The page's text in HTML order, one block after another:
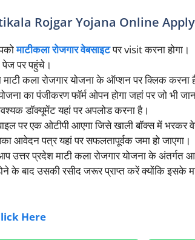
Rojgar Yojana Online
माटीकला रोजगार वेबसाइटपर visit करना होगा।
पेज पर पहुंचे।
कला रोजगार योजना के ऑप्शन पर क्लिक करना
का पंजीकरण फॉर्म ओपन होगा जहां पर जो भी
डॉक्यूमेंट यहां पर अपलोड करना है।
पर एक ओटीपी आएगा जिसे खाली बॉक्स में भरकर
आवेदन पत्र यहां पर सफलतापूर्वक जमा हो जाएगा।
उत्तर प्रदेश माटी कला रोजगार योजना के
के बाद उसकी रसीद जरूर प्राप्त करें क्योंकि
Here